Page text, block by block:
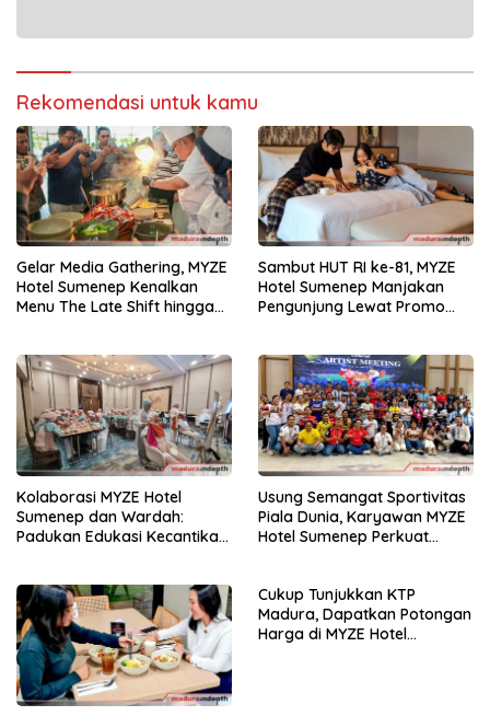
Rekomendasi untuk kamu
Gelar Media Gathering, MYZE
Hotel Sumenep Kenalkan
Menu The Late Shift hingga
Sambut HUT RI ke-81, MYZE
Hotel Sumenep Manjakan
Pengunjung Lewat Promo
Kolaborasi MYZE Hotel
Sumenep dan Wardah:
Padukan Edukasi Kecantikan
Usung Semangat Sportivitas
Piala Dunia, Karyawan MYZE
Hotel Sumenep Perkuat
Cukup Tunjukkan KTP
Madura, Dapatkan Potongan
Harga di MYZE Hotel